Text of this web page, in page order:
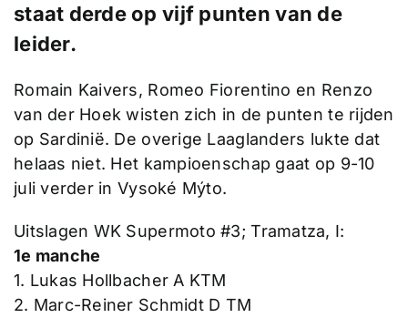
staat derde op vijf punten van de
leider.
Romain Kaivers, Romeo Fiorentino en Renzo
van der Hoek wisten zich in de punten te rijden
op Sardinië. De overige Laaglanders lukte dat
helaas niet. Het kampioenschap gaat op 9-10
juli verder in Vysoké Mýto.
Uitslagen WK Supermoto #3; Tramatza, I:
1e manche
1. Lukas Hollbacher A KTM
2. Marc-Reiner Schmidt D TM